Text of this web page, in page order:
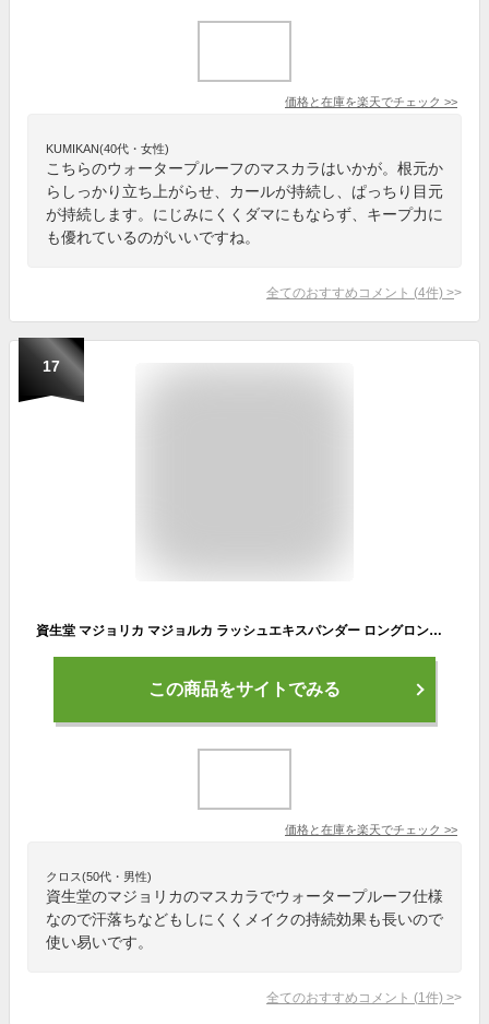
価格と在庫を楽天でチェック >>
KUMIKAN(40代・女性)
こちらのウォータープルーフのマスカラはいかが。根元か
らしっかり立ち上がらせ、カールが持続し、ぱっちり目元
が持続します。にじみにくくダマにもならず、キープ力に
も優れているのがいいですね。
全てのおすすめコメント (4件) >
17
資生堂 マジョリカ マジョルカ ラッシュエキスパンダー ロングロングロング EX 6g 全4色
この商品をサイトでみる
価格と在庫を楽天でチェック >>
クロス(50代・男性)
資生堂のマジョリカのマスカラでウォータープルーフ仕様
なので汗落ちなどもしにくくメイクの持続効果も長いので
使い易いです。
全てのおすすめコメント (1 件) >